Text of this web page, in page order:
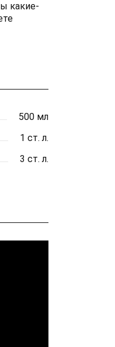
какие-
500 мл
1 ст. л.
3 ст. л.